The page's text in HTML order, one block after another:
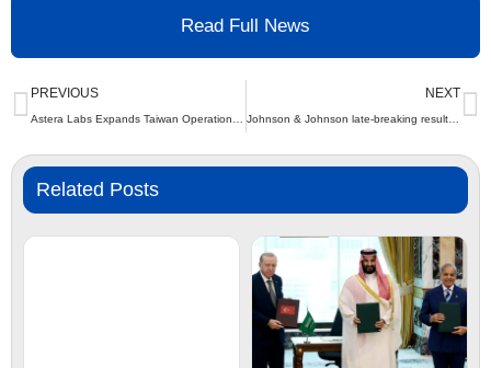
Read Full News
Prev
PREVIOUS NEXT
Johnson & Johnson late-breaking results show nipocalimab significantly reduced systemic lupus erythematosus (SLE) disease activity in a Phase 2 study
Related Posts